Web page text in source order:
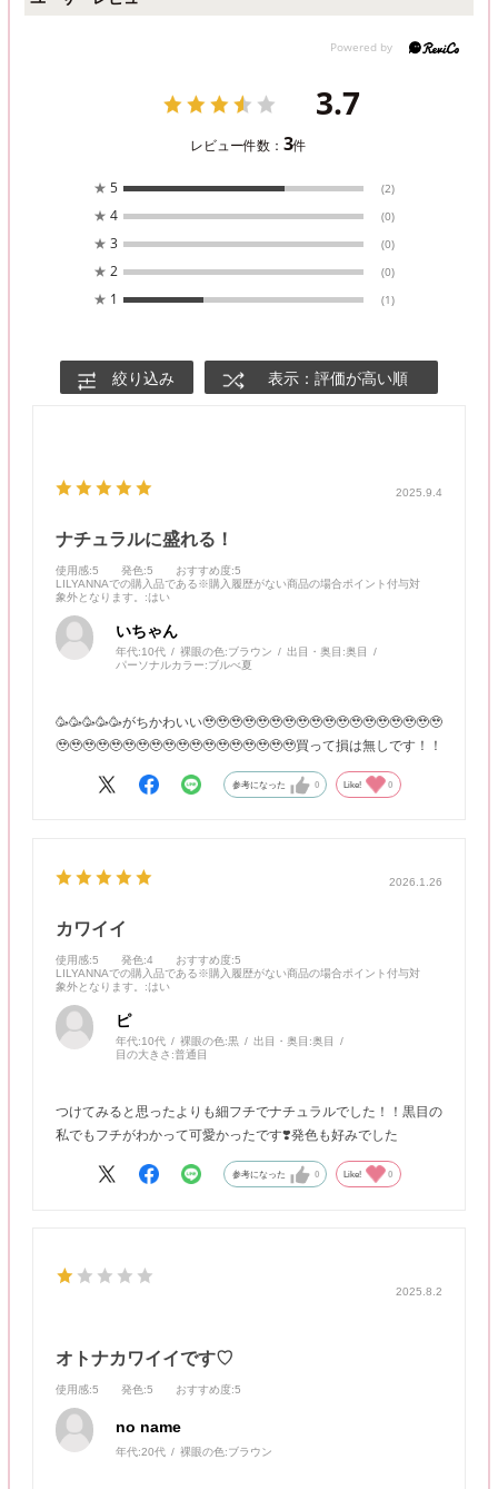
3.7
レビュー件数：3件
★ 5 (2)
★ 4 (0)
★ 3 (0)
★ 2 (0)
★ 1 (1)
絞り込み 表示：評価が高い順
2025.9.4
ナチュラルに盛れる！
使用感:5 発色:5 おすすめ度:5
LILYANNAでの購入品である※購入履歴がない商品の場合ポイント付与対
象外となります。
:はい
いちゃん
年代:10代 裸眼の色:ブラウン 出目・奥目:奥目
パーソナルカラー:ブルべ夏
🥳🥳🥳🥳🥳がちかわいい🥹🥹🥹🥹🥹🥹🥹🥹🥹🥹🥹🥹🥹🥹🥹🥹🥹🥹
🥹🥹🥹🥹🥹🥹🥹🥹🥹🥹🥹🥹🥹🥹🥹🥹🥹🥹買って損は無しです！！
参考になった 0 Like! 0
2026.1.26
カワイイ
使用感:5 発色:4 おすすめ度:5
LILYANNAでの購入品である※購入履歴がない商品の場合ポイント付与対
象外となります。
:はい
ピ
年代:10代 裸眼の色:黒 出目・奥目:奥目
目の大きさ:普通目
つけてみると思ったよりも細フチでナチュラルでした！！黒目の
私でもフチがわかって可愛かったです❣️発色も好みでした
参考になった 0 Like! 0
2025.8.2
オトナカワイイです♡
使用感:5 発色:5 おすすめ度:5
no name
年代:20代 裸眼の色:ブラウン